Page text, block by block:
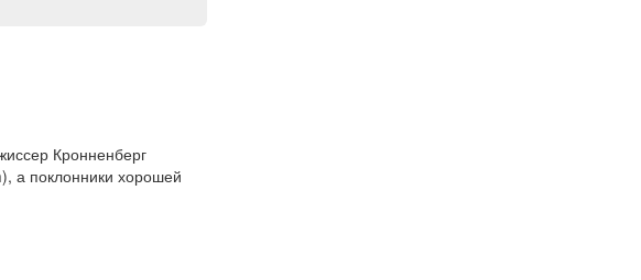
Кронненберг
), а поклонники хорошей